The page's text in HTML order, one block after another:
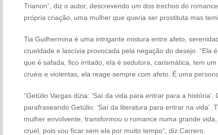
Trianon”, diz o autor, descrevendo um dos trechos do
própria criação, uma mulher que queria ser prostituta mas
Tia Guilhermina é uma intrigan­te mistura entre afeto,
crueldade e lascívia provo­cada pela negação do desejo. “Ela
que é safada, fi­co irritado, ela é sedutora, caris­mática, tem
cruéis e violentas, ela reage sempre com afeto. É uma
“Getúlio Vargas dizia: ‘Saí da vida para entrar para a
parafraseando Getúlio: ‘Saí da literatura para entrar na vida’.
mulher envolvente, transformou o romance numa grande
cruel, pois vou ficar sem ela por muito tempo”, diz Carrero.